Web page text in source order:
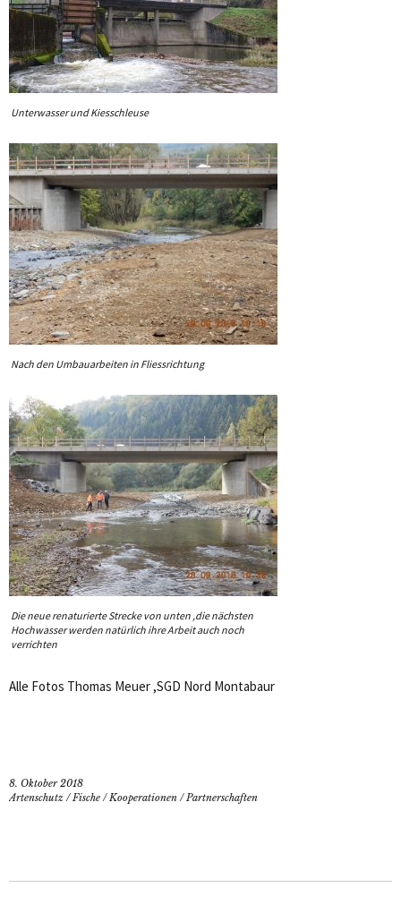
Unterwasser und Kiesschleuse
Nach den Umbauarbeiten in Fliessrichtung
Die neue renaturierte Strecke von unten ,die nächsten
Hochwasser werden natürlich ihre Arbeit auch noch
verrichten
Alle Fotos Thomas Meuer ,SGD Nord Montabaur
8. Oktober 2018
Artenschutz /Fische /Kooperationen /Partnerschaften